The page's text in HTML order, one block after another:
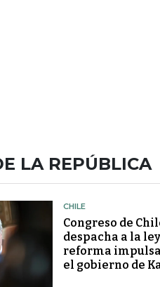
LA REPÚBLICA
CHILE
Congreso de
despacha a la
reforma
el gobierno de